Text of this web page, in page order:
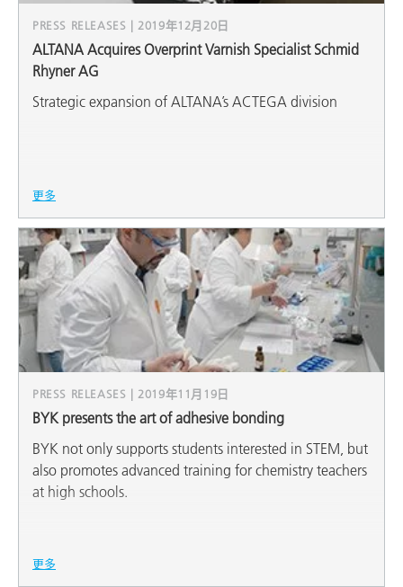
PRESS RELEASES | 2019年12月20日
ALTANA Acquires Overprint Varnish Specialist Schmid
Rhyner AG
Strategic expansion of ALTANA’s ACTEGA division
更多
PRESS RELEASES | 2019年11月19日
BYK presents the art of adhesive bonding
BYK not only supports students interested in STEM, but
also promotes advanced training for chemistry teachers
at high schools.
更多